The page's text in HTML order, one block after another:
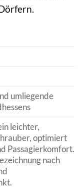
umliegende
leichter,
optimiert
Passagierkomfort.
nach